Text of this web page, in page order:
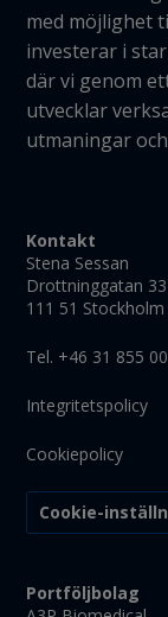
med möjlighet
investerar i
där vi genom
utvecklar
utmaningar
Kontakt
Stena Sessan
Drottninggatan 33
111 51 Stockholm
Tel. +46 31 855
Integritetspolicy
Cookiepolicy
Cookie-
Portföljbolag